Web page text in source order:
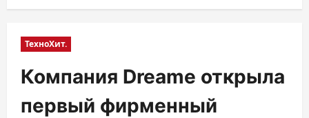
ТехноХит.
Компания Dreame открыла
первый фирменный